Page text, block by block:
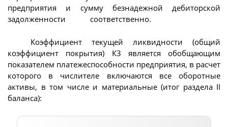
предприятия и сумму безнадежной дебиторской
задолженности соответственно.
Коэффициент текущей ликвидности (общий
коэффициент покрытия) К3 является обобщающим
показателем платежеспособности предприятия, в расчет
которого в числителе включаются все оборотные
активы, в том числе и материальные (итог раздела II
баланса):